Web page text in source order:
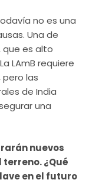
no es una
Una de
que es alto
LAmB requiere
las
de India
una
nuevos
¿Qué
en el futuro